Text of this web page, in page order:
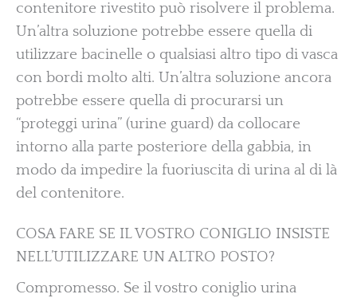
contenitore rivestito può risolvere il problema.
Un’altra soluzione potrebbe essere quella di
utilizzare bacinelle o qualsiasi altro tipo di vasca
con bordi molto alti. Un’altra soluzione ancora
potrebbe essere quella di procurarsi un
“proteggi urina” (urine guard) da collocare
intorno alla parte posteriore della gabbia, in
modo da impedire la fuoriuscita di urina al di là
del contenitore.
COSA FARE SE IL VOSTRO CONIGLIO INSISTE
NELL’UTILIZZARE UN ALTRO POSTO?
Compromesso. Se il vostro coniglio urina